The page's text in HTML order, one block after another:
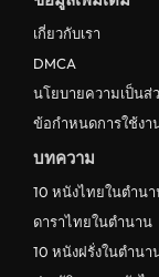
ดูหนังญี่ปุ่น
ดูหนังชีวประวัติ
ดูหนังเกาหลีใต้
ระทึกขวัญ
ตลก
ดูหนังจีน China
เกี่ยวกับเรา
DMCA
นโยบายความเป็นส่
ข้อกำหนดการใช้งา
บทความ
10 หนังไทยในตำน
ดาราไทยในตำนาน
10 หนังฝรั่งในตำนา